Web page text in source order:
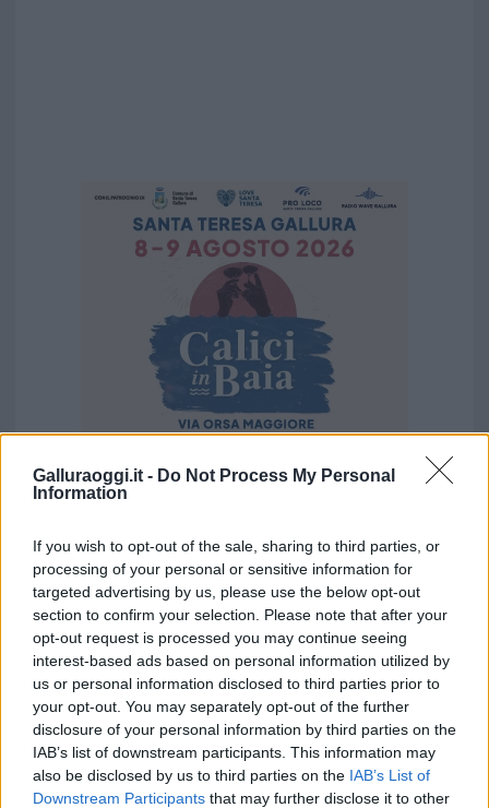
Galluraoggi.it - Do Not Process My Personal
Information
If you wish to opt-out of the sale, sharing to third parties, or
processing of your personal or sensitive information for
targeted advertising by us, please use the below opt-out
section to confirm your selection. Please note that after your
opt-out request is processed you may continue seeing
interest-based ads based on personal information utilized by
us or personal information disclosed to third parties prior to
your opt-out. You may separately opt-out of the further
disclosure of your personal information by third parties on the
IAB’s list of downstream participants. This information may
also be disclosed by us to third parties on the IAB’s List of
Downstream Participants that may further disclose it to other
Puoi abbonarti asoli € 1,10 al mese
cliccandoqui
Sei già abbonato?
Puoi effettuare l'accesso andando nella
sezioneLogindal menù del sito o
cliccandoqui